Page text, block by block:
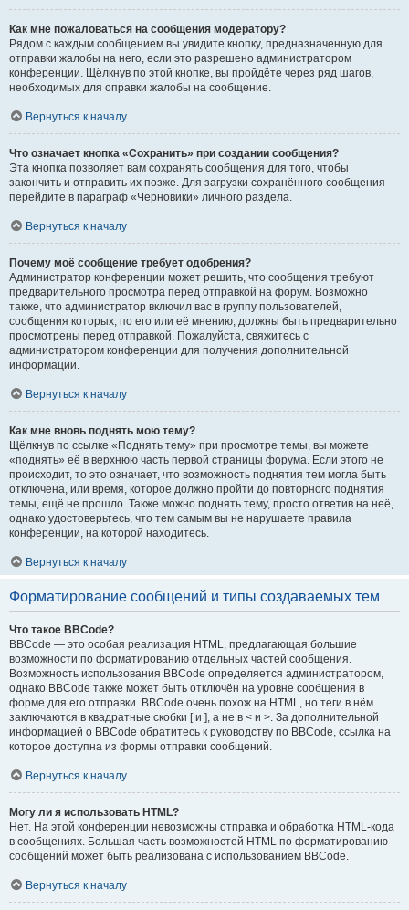
Как мне пожаловаться на сообщения модератору?
Рядом с каждым сообщением вы увидите кнопку, предназначенную для
отправки жалобы на него, если это разрешено администратором
конференции. Щёлкнув по этой кнопке, вы пройдёте через ряд шагов,
необходимых для оправки жалобы на сообщение.
Вернуться к началу
Что означает кнопка «Сохранить» при создании сообщения?
Эта кнопка позволяет вам сохранять сообщения для того, чтобы
закончить и отправить их позже. Для загрузки сохранённого сообщения
перейдите в параграф «Черновики» личного раздела.
Вернуться к началу
Почему моё сообщение требует одобрения?
Администратор конференции может решить, что сообщения требуют
предварительного просмотра перед отправкой на форум. Возможно
также, что администратор включил вас в группу пользователей,
сообщения которых, по его или её мнению, должны быть предварительно
просмотрены перед отправкой. Пожалуйста, свяжитесь с
администратором конференции для получения дополнительной
информации.
Вернуться к началу
Как мне вновь поднять мою тему?
Щёлкнув по ссылке «Поднять тему» при просмотре темы, вы можете
«поднять» её в верхнюю часть первой страницы форума. Если этого не
происходит, то это означает, что возможность поднятия тем могла быть
отключена, или время, которое должно пройти до повторного поднятия
темы, ещё не прошло. Также можно поднять тему, просто ответив на неё,
однако удостоверьтесь, что тем самым вы не нарушаете правила
конференции, на которой находитесь.
Вернуться к началу
Форматирование сообщений и типы создаваемых тем
Что такое BBCode?
BBCode — это особая реализация HTML, предлагающая большие
возможности по форматированию отдельных частей сообщения.
Возможность использования BBCode определяется администратором,
однако BBCode также может быть отключён на уровне сообщения в
форме для его отправки. BBCode очень похож на HTML, но теги в нём
заключаются в квадратные скобки [ и ], а не в < и >. За дополнительной
информацией о BBCode обратитесь к руководству по BBCode, ссылка на
которое доступна из формы отправки сообщений.
Вернуться к началу
Могу ли я использовать HTML?
Нет. На этой конференции невозможны отправка и обработка HTML-кода
в сообщениях. Большая часть возможностей HTML по форматированию
сообщений может быть реализована с использованием BBCode.
Вернуться к началу